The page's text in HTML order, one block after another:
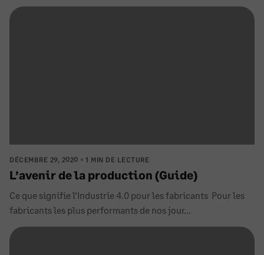
DÉCEMBRE 29, 2020 1 MIN DE LECTURE
L’avenir de la production (Guide)
Ce que signifie l’Industrie 4.0 pour les fabricants Pour les
fabricants les plus performants de nos jour...